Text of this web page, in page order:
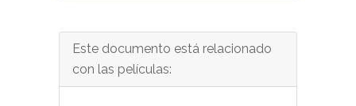
Este documento está relacionado
con las películas: